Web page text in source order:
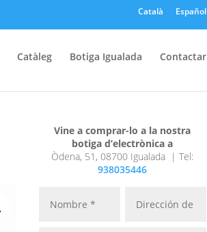
Català Español
Catàleg Botiga Igualada Contactar
Vine a comprar-lo a la nostra
botiga d’electrònica a
Òdena, 51, 08700 Igualada |Tel:
938035446